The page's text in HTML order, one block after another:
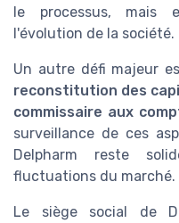
le processus, mais
l'évolution de la société.
Un autre défi majeur
reconstitution des
commissaire aux
surveillance de ces
Delpharm reste
fluctuations du marché.
Le siège social de